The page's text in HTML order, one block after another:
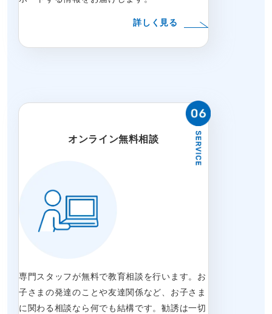
詳しく見る
オンライン無料相談
専門スタッフが無料で教育相談を行います。お
子さまの発達のことや友達関係など、お子さま
に関わる相談なら何でも結構です。勧誘は一切